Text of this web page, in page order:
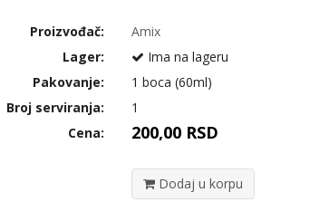
Proizvođač:
Amix
Lager:
Ima na lageru
Pakovanje:
1 boca (60ml)
Broj serviranja:
1
Cena:
200,00 RSD
Dodaj u korpu